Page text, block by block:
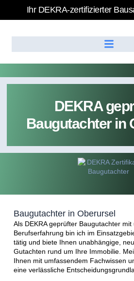
Ihr DEKRA-zertifizierter
DEKRA
Baugutachter in
Baugutachter in Oberursel
Als DEKRA geprüfter Baugutachter
Berufserfahrung bin ich im
tätig und biete Ihnen unabhängige,
Gutachten rund um Ihre Immobilie.
Ihnen mit umfassendem Fachwissen
eine verlässliche